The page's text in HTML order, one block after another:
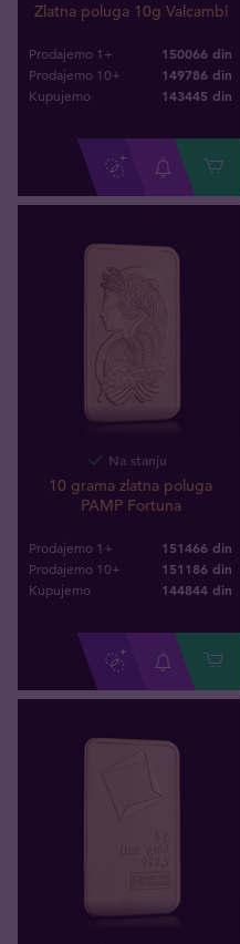
Zlatna poluga 10g Valcambi
Prodajemo 1+ 150066 din
Prodajemo 10+ 149786 din
Kupujemo 143445 din
Na stanju
10 grama zlatna poluga
PAMP Fortuna
Prodajemo 1+ 151466 din
Prodajemo 10+ 151186 din
Kupujemo 144844 din